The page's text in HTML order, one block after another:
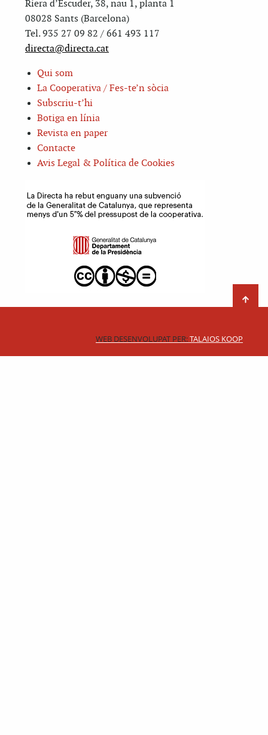
Riera d’Escuder, 38, nau 1, planta 1
08028 Sants (Barcelona)
Tel. 935 27 09 82 / 661 493 117
directa@directa.cat
Qui som
La Cooperativa / Fes-te’n sòcia
Subscriu-t’hi
Botiga en línia
Revista en paper
Contacte
Avis Legal & Política de Cookies
WEB DESENVOLUPAT PER:TALAIOS KOOP